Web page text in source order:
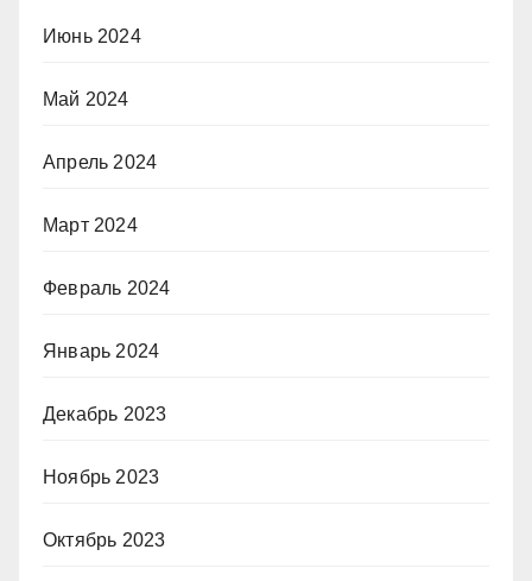
Июнь 2024
Май 2024
Апрель 2024
Март 2024
Февраль 2024
Январь 2024
Декабрь 2023
Ноябрь 2023
Октябрь 2023